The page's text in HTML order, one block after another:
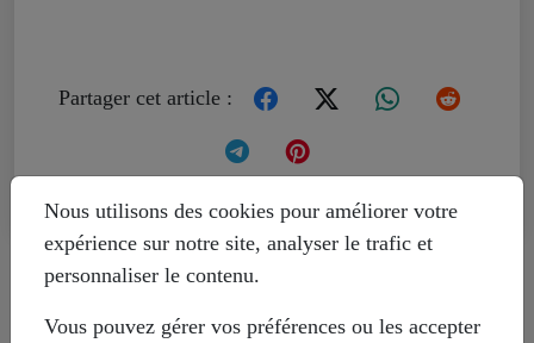
Partager cet article :
Livre témoignage d'un Suisse sur le
Donbass
Nous utilisons des cookies pour améliorer votre
expérience sur notre site, analyser le trafic et
personnaliser le contenu.
Vous pouvez gérer vos préférences ou les accepter